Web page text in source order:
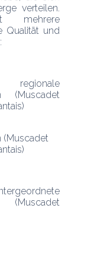
verteilen.
mehrere
Qualität und
(Muscadet
(Muscadet
(Muscadet